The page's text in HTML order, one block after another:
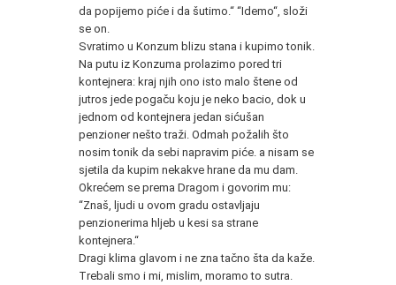
da popijemo piće i da šutimo.“ “Idemo“, složi
se on.
Svratimo u Konzum blizu stana i kupimo tonik.
Na putu iz Konzuma prolazimo pored tri
kontejnera: kraj njih ono isto malo štene od
jutros jede pogaču koju je neko bacio, dok u
jednom od kontejnera jedan sićušan
penzioner nešto traži. Odmah požalih što
nosim tonik da sebi napravim piće. a nisam se
sjetila da kupim nekakve hrane da mu dam.
Okrećem se prema Dragom i govorim mu:
“Znaš, ljudi u ovom gradu ostavljaju
penzionerima hljeb u kesi sa strane
kontejnera.“
Dragi klima glavom i ne zna tačno šta da kaže.
Trebali smo i mi, mislim, moramo to sutra.